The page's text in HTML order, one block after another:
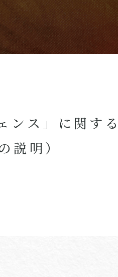
ンス」に関す
説明）